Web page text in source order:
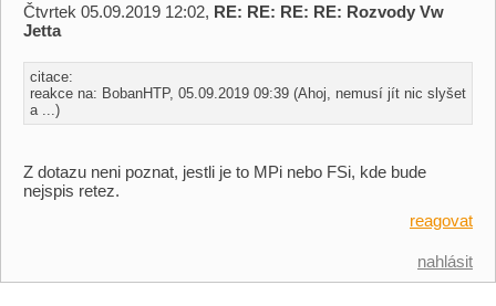
Čtvrtek 05.09.2019 12:02, RE: RE: RE: RE: Rozvody Vw
Jetta
citace:
reakce na: BobanHTP, 05.09.2019 09:39 (Ahoj, nemusí jít nic slyšet
a ...)
Z dotazu neni poznat, jestli je to MPi nebo FSi, kde bude
nejspis retez.
reagovat
nahlásit